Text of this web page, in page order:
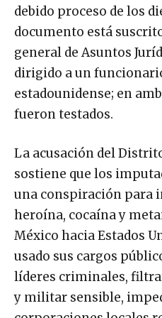
debido proceso de los
documento está
general de Asuntos
dirigido a un
estadounidense; en
fueron testados.
La acusación del
sostiene que los
una conspiración para
heroína, cocaína y
México hacia Estados
usado sus cargos
líderes criminales,
y militar sensible,